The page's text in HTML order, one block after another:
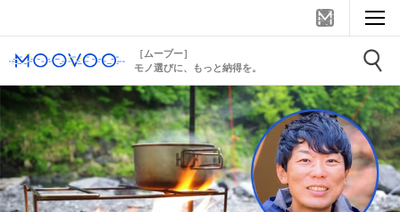
［ムーブー］
モノ選びに、もっと納得を。